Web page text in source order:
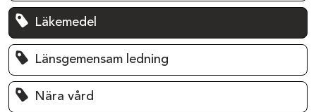
Läkemedel
Länsgemensam ledning
Nära vård